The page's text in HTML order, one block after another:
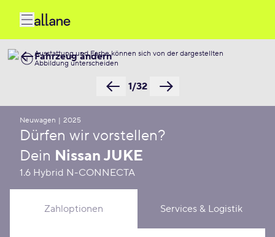
Ausstattung und Farbe können sich von der dargestellten
Abbildung unterscheiden
1/32
Fahrzeug ändern
Neuwagen | 2025
Dürfen wir vorstellen?
Dein Nissan JUKE
1.6 Hybrid N-CONNECTA
Zahloptionen Services & Logistik